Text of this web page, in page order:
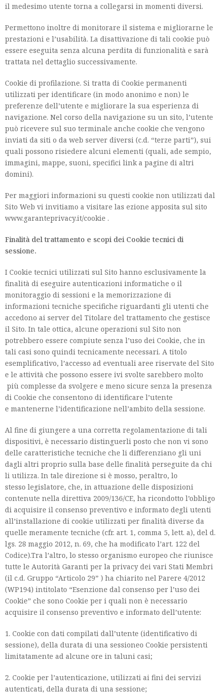
il medesimo utente torna a collegarsi in momenti diversi.
Permettono inoltre di monitorare il sistema e migliorarne le
prestazioni e l’usabilità. La disattivazione di tali cookie può
essere eseguita senza alcuna perdita di funzionalità e sarà
trattata nel dettaglio successivamente.
Cookie di profilazione. Si tratta di Cookie permanenti
utilizzati per identificare (in modo anonimo e non) le
preferenze dell’utente e migliorare la sua esperienza di
navigazione. Nel corso della navigazione su un sito, l’utente
può ricevere sul suo terminale anche cookie che vengono
inviati da siti o da web server diversi (c.d. “terze parti”), sui
quali possono risiedere alcuni elementi (quali, ade sempio,
immagini, mappe, suoni, specifici link a pagine di altri
domini).
Per maggiori informazioni su questi cookie non utilizzati dal
Sito Web vi invitiamo a visitare las ezione apposita sul sito
www.garanteprivacy.it/cookie .
Finalità del trattamento e scopi dei Cookie tecnici di
sessione.
I Cookie tecnici utilizzati sul Sito hanno esclusivamente la
finalità di eseguire autenticazioni informatiche o il
monitoraggio di sessioni e la memorizzazione di
informazioni tecniche specifiche riguardanti gli utenti che
accedono ai server del Titolare del trattamento che gestisce
il Sito. In tale ottica, alcune operazioni sul Sito non
potrebbero essere compiute senza l’uso dei Cookie, che in
tali casi sono quindi tecnicamente necessari. A titolo
esemplificativo, l’accesso ad eventuali aree riservate del Sito
e le attività che possono essere ivi svolte sarebbero molto
più complesse da svolgere e meno sicure senza la presenza
di Cookie che consentono di identificare l’utente
e mantenerne l’identificazione nell’ambito della sessione.
Al fine di giungere a una corretta regolamentazione di tali
dispositivi, è necessario distinguerli posto che non vi sono
delle caratteristiche tecniche che li differenziano gli uni
dagli altri proprio sulla base delle finalità perseguite da chi
li utilizza. In tale direzione si è mosso, peraltro, lo
stesso legislatore, che, in attuazione delle disposizioni
contenute nella direttiva 2009/136/CE, ha ricondotto l’obbligo
di acquisire il consenso preventivo e informato degli utenti
all’installazione di cookie utilizzati per finalità diverse da
quelle meramente tecniche (cfr. art. 1, comma 5, lett. a), del d.
lgs. 28 maggio 2012, n. 69, che ha modificato l’art. 122 del
Codice).Tra l’altro, lo stesso organismo europeo che riunisce
tutte le Autorità Garanti per la privacy dei vari Stati Membri
(il c.d. Gruppo “Articolo 29” ) ha chiarito nel Parere 4/2012
(WP194) intitolato “Esenzione dal consenso per l’uso dei
Cookie” che sono Cookie per i quali non è necessario
acquisire il consenso preventivo e informato dell’utente:
1. Cookie con dati compilati dall’utente (identificativo di
sessione), della durata di una sessioneo Cookie persistenti
limitatamente ad alcune ore in taluni casi;
2. Cookie per l’autenticazione, utilizzati ai fini dei servizi
autenticati, della durata di una sessione;